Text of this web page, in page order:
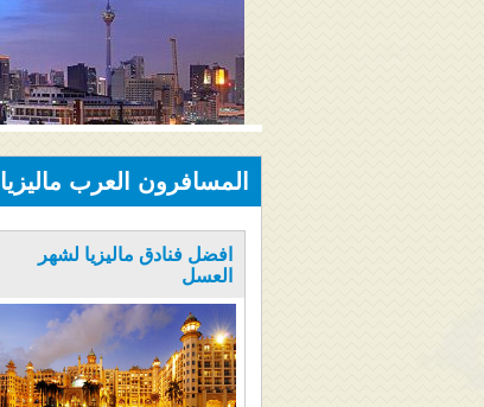
المسافرون العرب ماليزيا
افضل فنادق ماليزيا لشهر
العسل